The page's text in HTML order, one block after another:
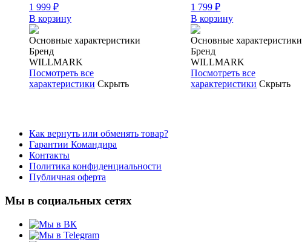
1 999 ₽
В корзину
Основные характеристики
Бренд
WILLMARK
Посмотреть все
характеристики Скрыть
1 799₽
В корзину
Основные характеристики
Бренд
WILLMARK
Посмотреть все
характеристики Скрыть
Как вернуть или обменять товар?
Гарантии Командира
Контакты
Политика конфиденциальности
Публичная оферта
Мы в социальных сетях